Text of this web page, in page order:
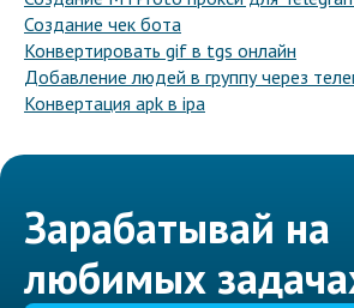
Создание чек бота
Конвертировать gif в tgs онлайн
Добавление людей в группу через
Конвертация apk в ipa
Зарабатывай на
любимых